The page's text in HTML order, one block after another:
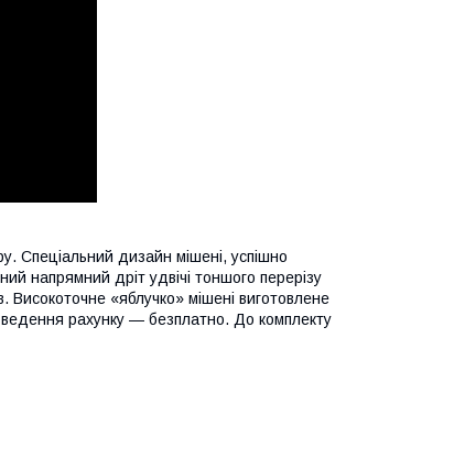
Спеціальний дизайн мішені, успішно
напрямний дріт удвічі тоншого перерізу
Високоточне «яблучко» мішені виготовлене
рахунку — безплатно. До комплекту